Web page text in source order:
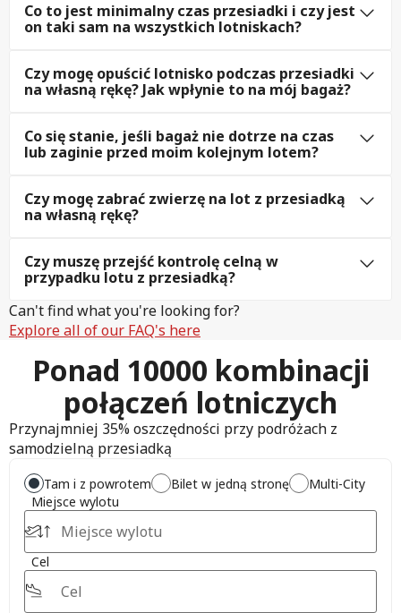
Co to jest minimalny czas przesiadki i czy jest
on taki sam na wszystkich lotniskach?
Czy mogę opuścić lotnisko podczas przesiadki
na własną rękę? Jak wpłynie to na mój bagaż?
Co się stanie, jeśli bagaż nie dotrze na czas
lub zaginie przed moim kolejnym lotem?
Czy mogę zabrać zwierzę na lot z przesiadką
na własną rękę?
Czy muszę przejść kontrolę celną w
przypadku lotu z przesiadką?
Can't find what you're looking for?
Explore all of our FAQ's here
Ponad 10000 kombinacji
połączeń lotniczych
Przynajmniej 35% oszczędności przy podróżach z
samodzielną przesiadką
Tam i z powrotem Bilet w jedną stronę
Multi-City
Miejsce wylotu
Cel